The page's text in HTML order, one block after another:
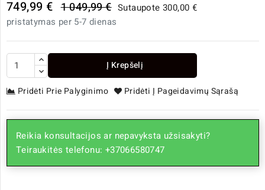
749,99 € 1 049,99 € Sutaupote 300,00 €
pristatymas per 5-7 dienas
Į Krepšelį
Pridėti Prie Palyginimo Pridėti Į Pageidavimų Sąrašą
Reikia konsultacijos ar nepavyksta užsisakyti?
Teiraukitės telefonu: +37066580747